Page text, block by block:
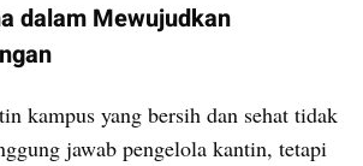
dalam Mewujudkan
kampus yang bersih dan sehat tidak
jawab pengelola kantin, tetapi